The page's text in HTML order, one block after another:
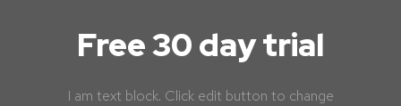
Free 30 day trial
I am text block. Click edit button to change